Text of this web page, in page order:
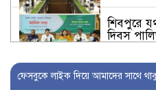
শিবপুরে
দিবস
শিবপুরে
পুরস্কার
ফেসবুকে লাইক দিয়ে আমাদের সাথে